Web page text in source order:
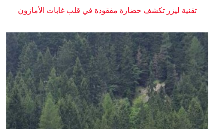
تقنية ليزر تكشف حضارة مفقودة في قلب غابات الأمازون